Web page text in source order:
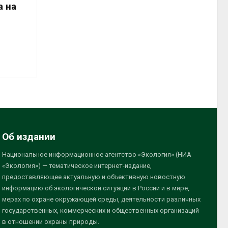
на
Об издании
Национальное информационное агентство «Экология» (НИА
«Экология») — тематическое интернет-издание,
предоставляющее актуальную и объективную новостную
информацию об экологической ситуации в России и в мире,
мерах по охране окружающей среды, деятельности различных
государственных, коммерческих и общественных организаций
в отношении охраны природы.